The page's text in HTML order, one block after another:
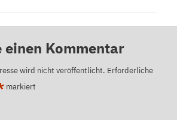
einen Kommentar
wird nicht veröffentlicht. Erforderliche
markiert